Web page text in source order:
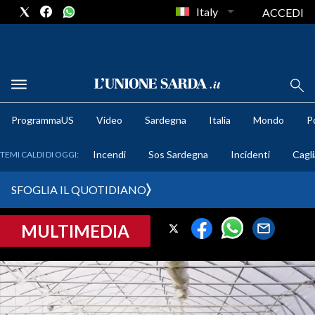
METEO
CRONACA SARDEGNA
PROVINCIA DI CAGLIARI
SULCIS IGLESIENTE
Italy ACCEDI
ProgrammaUS Video Sardegna Italia Mondo
TEMI CALDI DI OGGI: Incendi Sos Sardegna Incidenti
SFOGLIA IL QUOTIDIANO
MULTIMEDIA